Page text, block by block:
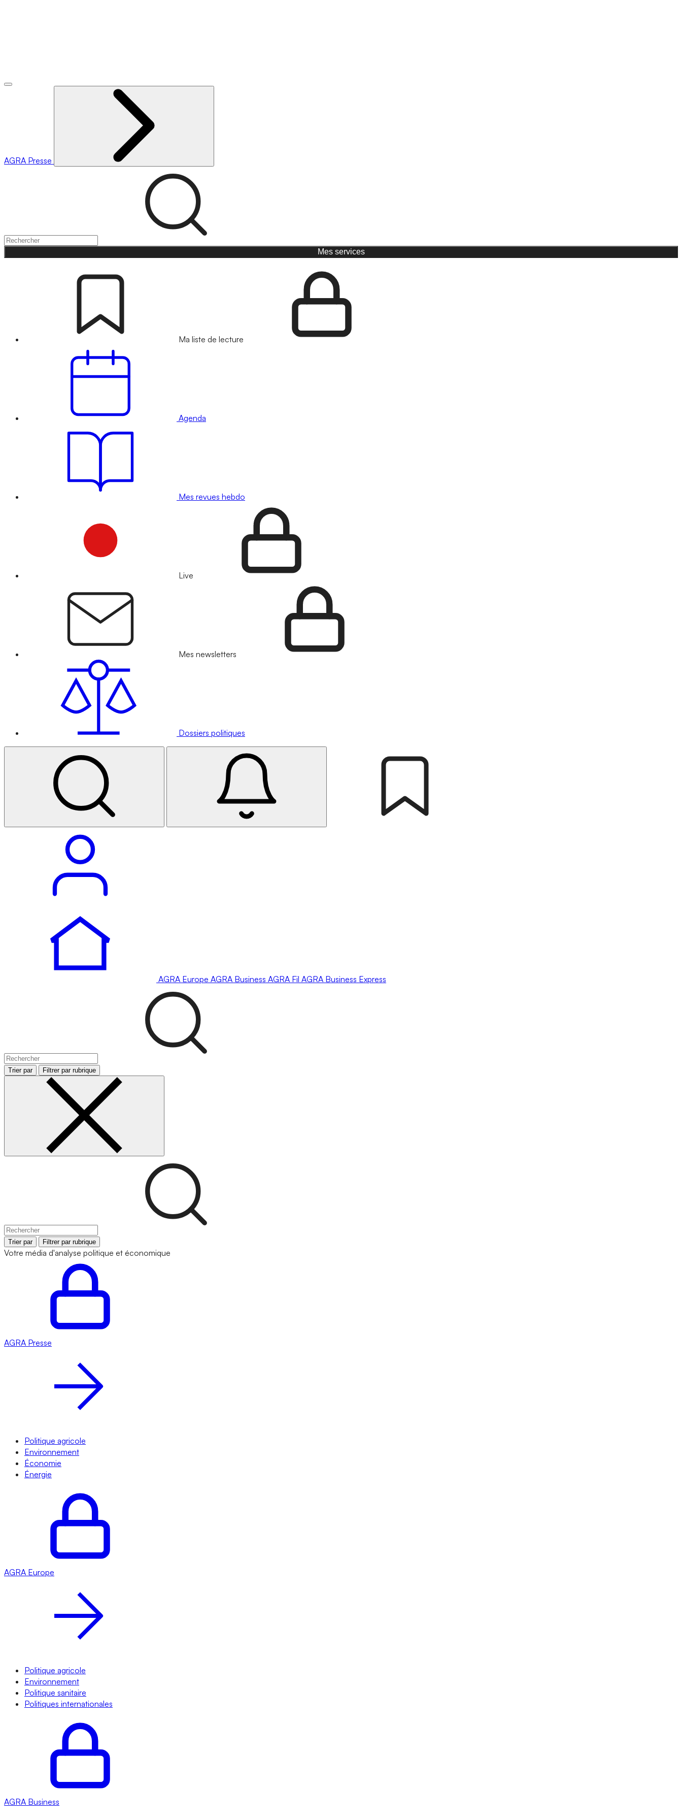
AGRA Presse
Mes services
Ma liste de lecture
Agenda
Mes revues hebdo
Live
Mes newsletters
Dossiers politiques
AGRA Europe AGRA Business AGRA Fil AGRA Business Express
Trier par Filtrer par rubrique
Trier par Filtrer par rubrique
Votre média d'analyse politique et économique
AGRA Presse
Politique agricole
Environnement
Économie
Énergie
AGRA Europe
Politique agricole
Environnement
Politique sanitaire
Politiques internationales
AGRA Business